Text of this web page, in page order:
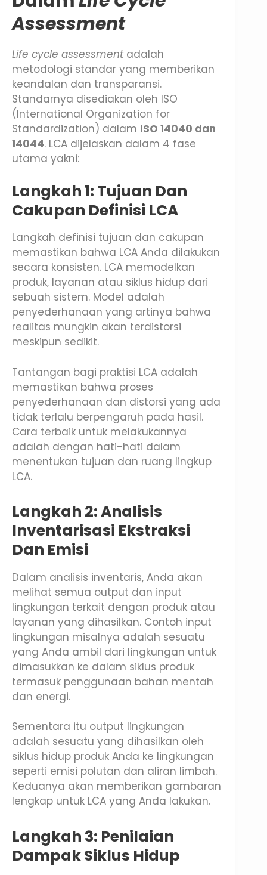
Assessment
Life cycle assessmentadalah
metodologi standar yang memberikan
keandalan dan transparansi.
Standarnya disediakan oleh ISO
(International Organization for
Standardization) dalam ISO 14040 dan
14044. LCA dijelaskan dalam 4 fase
utama yakni:
Langkah 1: Tujuan Dan
Cakupan Definisi LCA
Langkah definisi tujuan dan cakupan
memastikan bahwa LCA Anda dilakukan
secara konsisten. LCA memodelkan
produk, layanan atau siklus hidup dari
sebuah sistem. Model adalah
penyederhanaan yang artinya bahwa
realitas mungkin akan terdistorsi
meskipun sedikit.
Tantangan bagi praktisi LCA adalah
memastikan bahwa proses
penyederhanaan dan distorsi yang ada
tidak terlalu berpengaruh pada hasil.
Cara terbaik untuk melakukannya
adalah dengan hati-hati dalam
menentukan tujuan dan ruang lingkup
LCA.
Langkah 2: Analisis
Inventarisasi Ekstraksi
Dan Emisi
Dalam analisis inventaris, Anda akan
melihat semua output dan input
lingkungan terkait dengan produk atau
layanan yang dihasilkan. Contoh input
lingkungan misalnya adalah sesuatu
yang Anda ambil dari lingkungan untuk
dimasukkan ke dalam siklus produk
termasuk penggunaan bahan mentah
dan energi.
Sementara itu output lingkungan
adalah sesuatu yang dihasilkan oleh
siklus hidup produk Anda ke lingkungan
seperti emisi polutan dan aliran limbah.
Keduanya akan memberikan gambaran
lengkap untuk LCA yang Anda lakukan.
Langkah 3: Penilaian
Dampak Siklus Hidup